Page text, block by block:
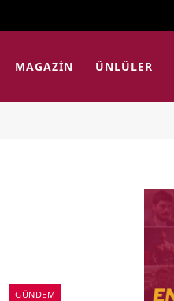
MAGAZIN ÜNLÜLER
GÜNDEM